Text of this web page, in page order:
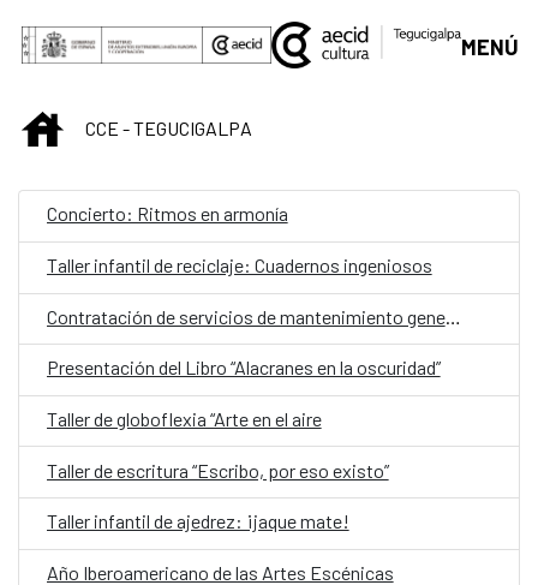
Saltar al contenido principal
MENÚ
INICIOCCE - TEGUCIGALPA
Concierto: Ritmos en armonía
Taller infantil de reciclaje: Cuadernos ingeniosos
Contratación de servicios de mantenimiento general del CCE
Presentación del Libro “Alacranes en la oscuridad”
Taller de globoflexia “Arte en el aire
Taller de escritura “Escribo, por eso existo”
Taller infantil de ajedrez: ¡jaque mate!
Año Iberoamericano de las Artes Escénicas